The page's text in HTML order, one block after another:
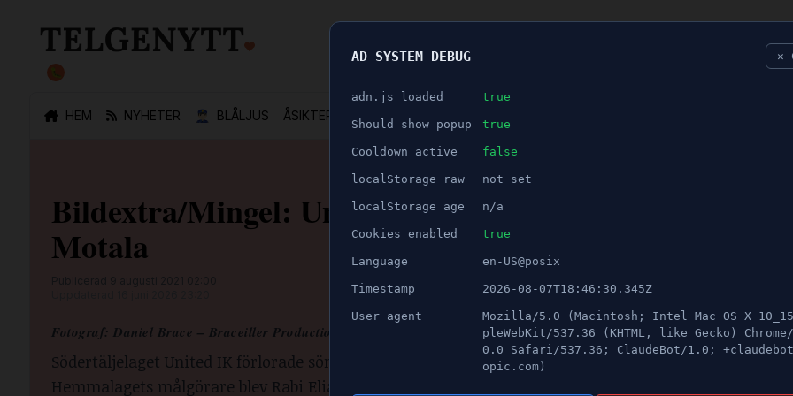
HEM NYHETER 👮🏻‍♂️ BLÅLJUS ÅSIKTER SPORT NÖJE
ANNONS
Bildextra/Mingel: United IK förlorar på hemmaplan
Motala
Fotograf: Daniel Brace – Braceiller Productions
Södertäljelaget United IK förlorade söndagens möte mot Motala på hemmaplan med 1-3.
Hemmalagets målgörare blev Rabi Elia, men det räckte inte till.
AD SYSTEM DEBUG ✕
adn.js loaded true
Should show popup true
Cooldown active false
localStorage raw not set
localStorage age n/a
Cookies enabled true
Language en-US@posix
Timestamp 2026-08-07T18:46:30.345Z
User agent
Mozilla/5.0 (Macintosh; Intel Mac OS X
pleWebKit/537.36 (KHTML, like Gecko)
0.0 Safari/537.36; ClaudeBot/1.0;
opic.com)